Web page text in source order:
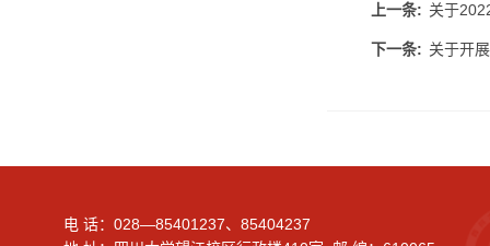
上一条: 关于
下一条: 关于开
电 话：028—85401237、85404237